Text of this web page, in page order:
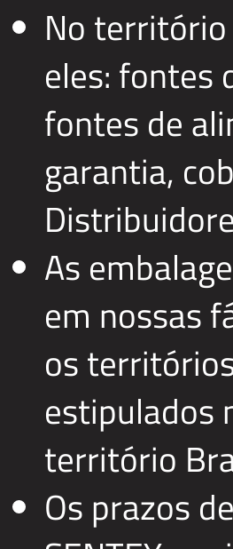
No território
eles: fontes
fontes de
garantia,
As
em nossas
os
estipulados
território
Os prazos